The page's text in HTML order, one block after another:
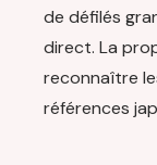
de défilés
direct. La
reconnaître
références